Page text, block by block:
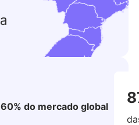
60% do mercado global